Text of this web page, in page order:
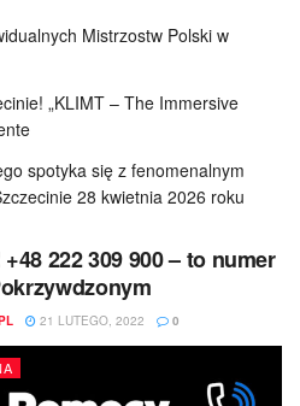
Mistrzostw Polski w
„KLIMT – The Immersive
spotyka się z fenomenalnym
28 kwietnia 2026 roku
222 309 900 – to numer
21 LUTEGO, 2022 0